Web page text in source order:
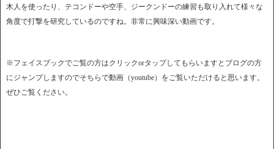
木人を使ったり、テコンドーや空手、ジークンドーの練習も取り入れて様々な
角度で打撃を研究しているのですね。非常に興味深い動画です。
※フェイスブックでご覧の方はクリックorタップしてもらいますとブログの方
にジャンプしますのでそちらで動画（youtube）をご覧いただけると思います。
ぜひご覧ください。